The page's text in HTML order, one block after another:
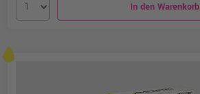
In den Warenkorb